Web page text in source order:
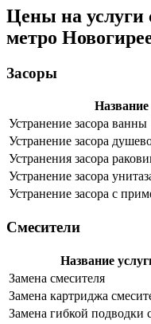
Цены на услуги
метро
Засоры
Название
Устранение засора ванны
Устранение засора
Устранения засора
Устранение засора
Устранение засора с
Смесители
Название
Замена смесителя
Замена картриджа
Замена гибкой подводки